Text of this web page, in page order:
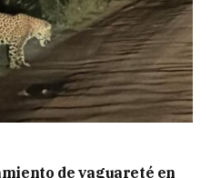
de yaguareté en